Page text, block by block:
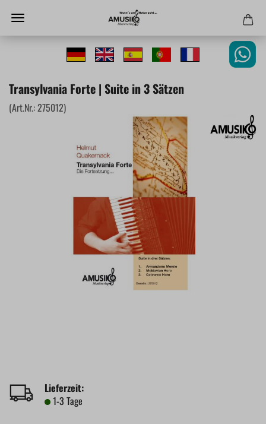
Transylvania Forte | Suite in 3 Sätzen
(Art.Nr.:275012)
Lieferzeit:
1-3 Tage